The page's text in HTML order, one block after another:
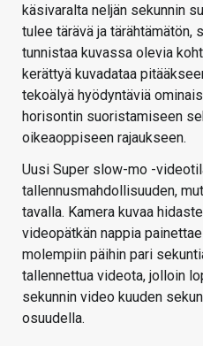
käsivaralta neljän sekunnin
tulee tärävä ja tärähtämätön,
tunnistaa kuvassa olevia
kerättyä kuvadataa
tekoälyä hyödyntäviä
horisontin suoristamiseen
oikeaoppiseen rajaukseen.
Uusi Super slow-mo -
tallennusmahdollisuuden,
tavalla. Kamera kuvaa
videopätkän nappia
molempiin päihin pari
tallennettua videota, jolloin
sekunnin video kuuden
osuudella.